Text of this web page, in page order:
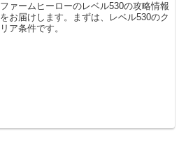
ファームヒーローのレベル530の攻略情報
をお届けします。まずは、レベル530のク
リア条件です。